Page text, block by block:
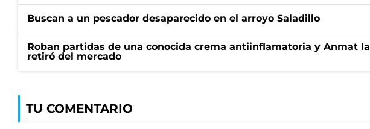
Buscan a un pescador desaparecido en el arroyo Saladillo
Roban partidas de una conocida crema antiinflamatoria y Anmat la
retiró del mercado
TU COMENTARIO